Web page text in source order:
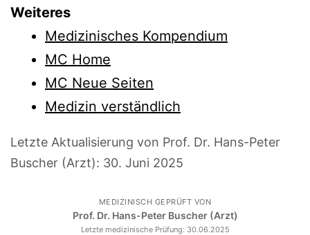
Weiteres
Medizinisches Kompendium
MC Home
MC Neue Seiten
Medizin verständlich
Letzte Aktualisierung von Prof. Dr. Hans-Peter
Buscher (Arzt): 30. Juni 2025
MEDIZINISCH GEPRÜFT VON
Prof. Dr. Hans-Peter Buscher (Arzt)
Letzte medizinische Prüfung: 30.06.2025